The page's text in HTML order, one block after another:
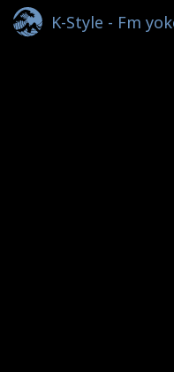
K-Style - Fm